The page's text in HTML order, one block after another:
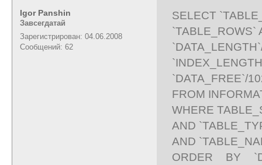
Igor Panshin
Завсегдатай
Зарегистрирован: 04.06.2008
Сообщений: 62
SELECT
`TABLE_ROWS`
`DATA_FREE`/
FROM
WHERE
AND
AND
ORDER BY